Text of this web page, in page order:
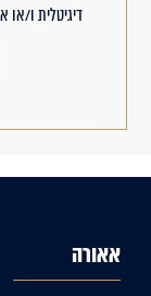
דיגיטלית ו/
אאורה